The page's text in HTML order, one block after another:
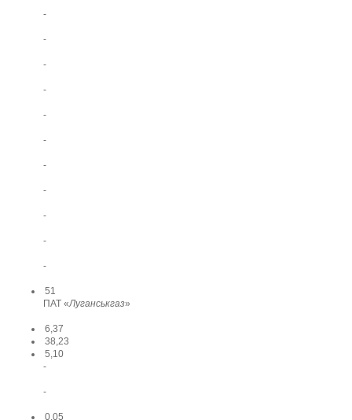
-
-
-
-
-
-
-
-
-
-
-
51
ПАТ «Луганськгаз»
6,37
38,23
5,10
-
-
0,05